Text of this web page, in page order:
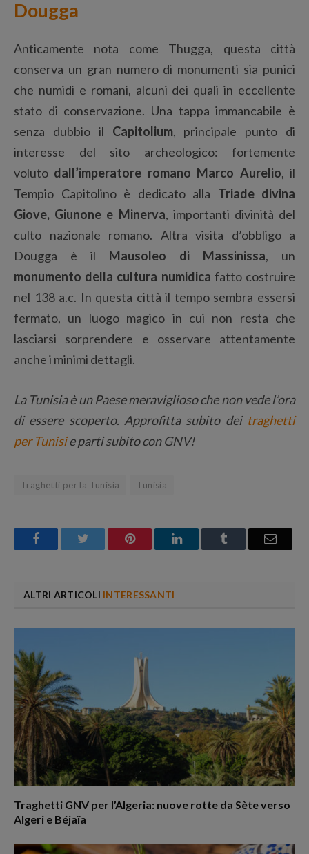
Dougga
Anticamente nota come Thugga, questa città
conserva un gran numero di monumenti sia punici
che numidi e romani, alcuni dei quali in eccellente
stato di conservazione. Una tappa immancabile è
senza dubbio il Capitolium, principale punto di
interesse del sito archeologico: fortemente
voluto dall’imperatore romano Marco Aurelio, il
Tempio Capitolino è dedicato alla Triade divina
Giove, Giunone e Minerva, importanti divinità del
culto nazionale romano. Altra visita d’obbligo a
Dougga è il Mausoleo di Massinissa, un
monumento della cultura numidica fatto costruire
nel 138 a.c. In questa città il tempo sembra essersi
fermato, un luogo magico in cui non resta che
lasciarsi sorprendere e osservare attentamente
anche i minimi dettagli.
La Tunisia è un Paese meraviglioso che non vede l’ora
di essere scoperto. Approfitta subito dei traghetti
per Tunisie parti subito con GNV!
Traghetti per la Tunisia Tunisia
FacebookTwitter Pinterest LinkedInTumblr Email
ALTRI ARTICOLI INTERESSANTI
Traghetti GNV per l’Algeria: nuove rotte da Sète verso
Algeri e Béjaïa